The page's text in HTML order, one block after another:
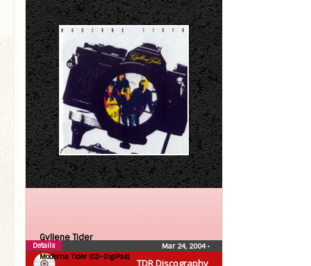
TDR Discography
Gyllene Tider
Moderna Tider (CD-DigiPak)
Mar 24, 2004•
Details